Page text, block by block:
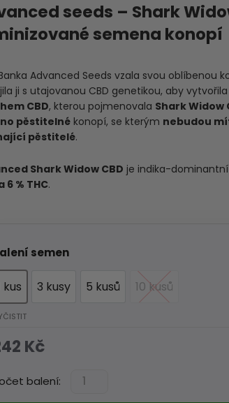
seeds – Shark
semena konopí
Advanced Seeds vzala svou oblíbenou
ji s utajovanou CBD genetikou, aby
CBD, kterou pojmenovala Shark Widow
pěstitelné konopí, se kterým nebudou
pěstitelé.
Shark Widow CBD je indika-
6 % THC.
semen
kus 3 kusy
3 kusy
5 kusů 10 kusů
Kč
balení: